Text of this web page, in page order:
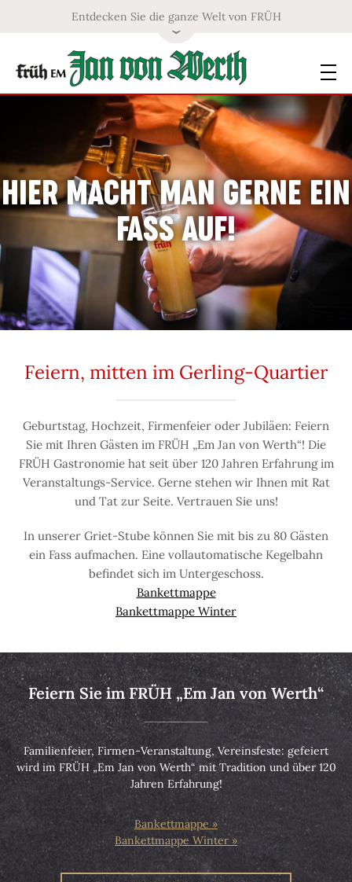
Entdecken Sie die ganze Welt von FRÜH
HIER MACHT MAN GERNE EIN
FASS AUF!
Feiern, mitten im Gerling-Quartier
Geburtstag, Hochzeit, Firmenfeier oder Jubiläen: Feiern
Sie mit Ihren Gästen im FRÜH „Em Jan von Werth“! Die
FRÜH Gastronomie hat seit über 120 Jahren Erfahrung im
Veranstaltungs-Service. Gerne stehen wir Ihnen mit Rat
und Tat zur Seite. Vertrauen Sie uns!
In unserer Griet-Stube können Sie mit bis zu 80 Gästen
ein Fass aufmachen. Eine vollautomatische Kegelbahn
befindet sich im Untergeschoss.
Bankettmappe
Bankettmappe Winter
Feiern Sie im FRÜH „Em Jan von Werth“
Familienfeier, Firmen-Veranstaltung, Vereinsfeste: gefeiert
wird im FRÜH „Em Jan von Werth“ mit Tradition und über 120
Jahren Erfahrung!
Bankettmappe
Bankettmappe Winter